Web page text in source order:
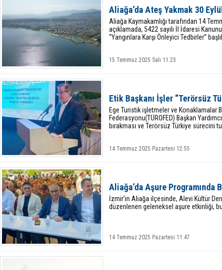
Aliağa’da Ateş Yakmak 30
Aliağa Kaymakamlığı tarafından 14
açıklamada, 5422 sayılı İl İdaresi
“Yangınlara Karşı Önleyici Tedbirler”
15 Temmuz 2025 Salı 11:23
Etik Başkanı İşler “Terörsüz
Ege Turistik işletmeler ve Konaklamalar
Federasyonu(TÜROFED) Başkan
bırakması ve Terörsüz Türkiye sürecini
14 Temmuz 2025 Pazartesi 12:55
Aliağa’da Aşure
İzmir’in Aliağa ilçesinde, Alevi Kültür
düzenlenen geleneksel aşure etkinliği,
14 Temmuz 2025 Pazartesi 11:47